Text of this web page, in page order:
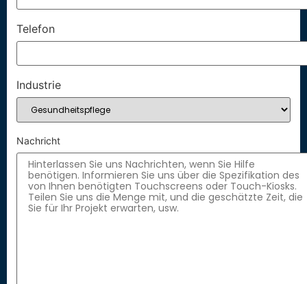
Telefon
Industrie
Nachricht